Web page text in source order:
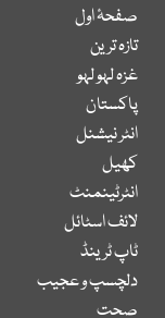
صفحۂ اول
تازہ ترین
غزہ لہو لہو
پاکستان
انٹر نیشنل
کھیل
انٹرٹینمنٹ
لائف اسٹائل
ٹاپ ٹرینڈ
دلچسپ و عجیب
صحت